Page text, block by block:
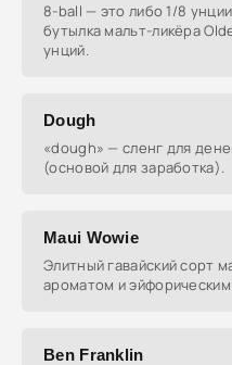
8-ball — это либо 1/8
бутылка мальт-ликёра
унций.
Dough
«dough» — сленг для
(основой для заработка).
Maui Wowie
Элитный гавайский сорт
ароматом и
Ben Franklin